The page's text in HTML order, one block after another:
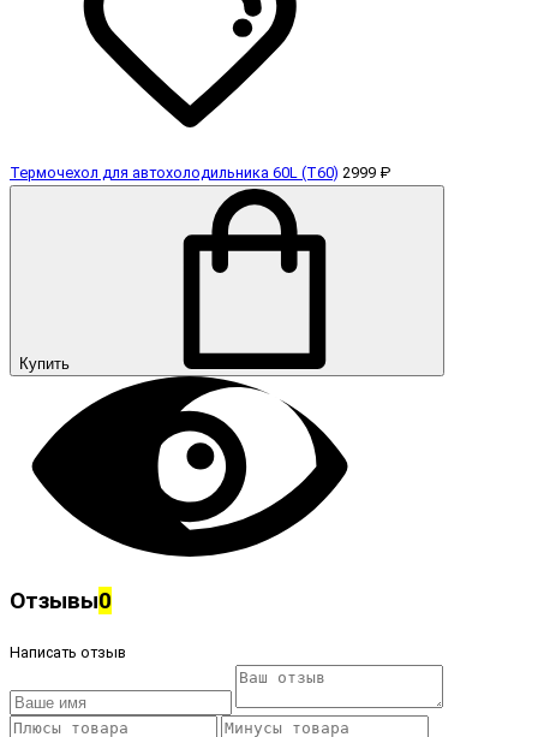
Термочехол для автохолодильника 60L (T60) 2999 ₽
Купить
Отзывы0
Написать отзыв